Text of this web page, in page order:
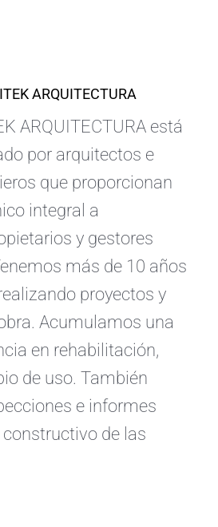
ARQUITECTURA
ARQUITECTURA está
por arquitectos e
que proporcionan
integral a
y gestores
más de 10 años
proyectos y
Acumulamos una
en rehabilitación,
de uso. También
e informes
de las